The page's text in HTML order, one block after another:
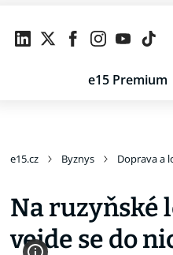
e15 Premium
e15.cz Byznys Doprava a
Na ruzyňské
vejde se do